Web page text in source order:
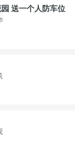
送一个人防车位